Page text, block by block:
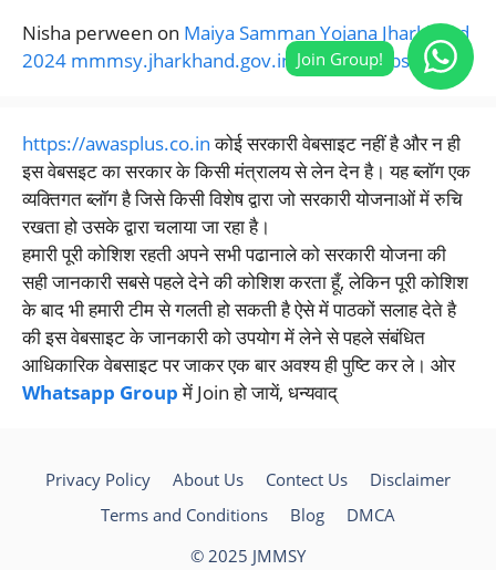
Nisha perween on Maiya Samman Yojana Jharkhand
2024 mmmsy.jharkhand.gov.in Official Website
https://awasplus.co.inकोई सरकारी वेबसाइट नहीं है और न ही
इस वेबसइट का सरकार के किसी मंत्रालय से लेन देन है। यह ब्लॉग एक
व्यक्तिगत ब्लॉग है जिसे किसी विशेष द्वारा जो सरकारी योजनाओं में रुचि
रखता हो उसके द्वारा चलाया जा रहा है।
हमारी पूरी कोशिश रहती अपने सभी पढानाले को सरकारी योजना की
सही जानकारी सबसे पहले देने की कोशिश करता हूँ, लेकिन पूरी कोशिश
के बाद भी हमारी टीम से गलती हो सकती है ऐसे में पाठकों सलाह देते है
की इस वेबसाइट के जानकारी को उपयोग में लेने से पहले संबंधित
आधिकारिक वेबसाइट पर जाकर एक बार अवश्य ही पुष्टि कर ले। ओर
Whatsapp Groupमें Join हो जायें, धन्यवाद्
Privacy Policy About Us Contect Us
Disclaimer
Terms and Conditions
Blog
DMCA
© 2025 JMMSY